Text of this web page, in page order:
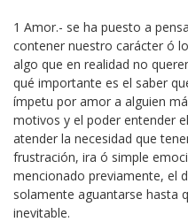
1 Amor.- se ha puesto a
contener nuestro carácter ó
algo que en realidad no
qué importante es el saber
ímpetu por amor a alguien
motivos y el poder entender
atender la necesidad que
frustración, ira ó simple
mencionado previamente, el
solamente aguantarse hasta
inevitable.